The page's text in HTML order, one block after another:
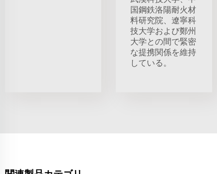
国鋼鉄洛陽耐火材
料研究院、遼寧科
技大学および鄭州
大学との間で緊密
な提携関係を維持
している。